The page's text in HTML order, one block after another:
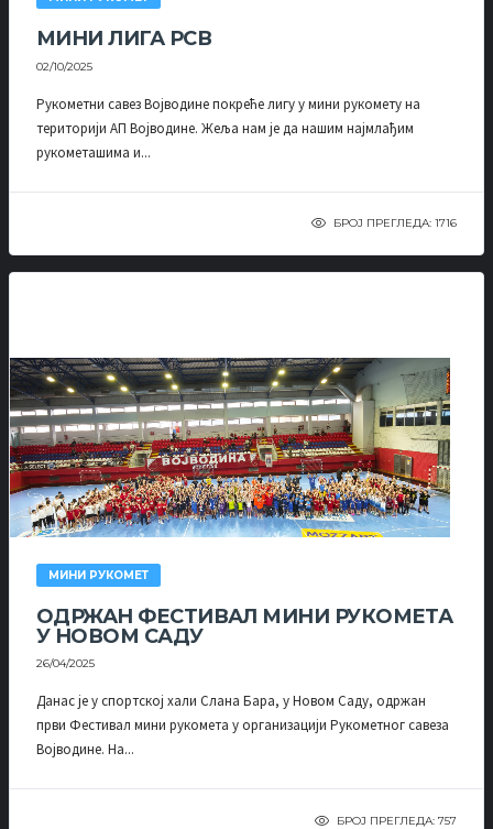
МИНИ ЛИГА РСВ
02/10/2025
Рукометни савез Војводине покреће лигу у мини рукомету на
територији АП Војводине. Жеља нам је да нашим најмлађим
рукометашима и...
БРОЈ ПРЕГЛЕДА: 1716
МИНИ РУКОМЕТ
ОДРЖАН ФЕСТИВАЛ МИНИ РУКОМЕТА
У НОВОМ САДУ
26/04/2025
Данас је у спортској хали Слана Бара, у Новом Саду, одржан
први Фестивал мини рукомета у организацији Рукометног савеза
Војводине. На...
БРОЈ ПРЕГЛЕДА: 757